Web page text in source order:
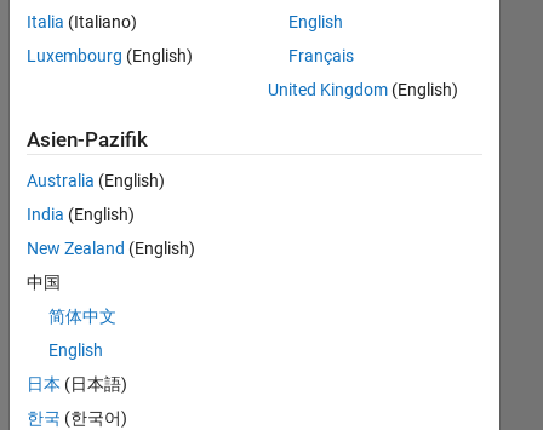
alle
Stellenangebote
anzeigen .
noch
keine
offenen
Stellen
können,
die
Ihren
entsprechen,
werden
Italia (Italiano)
Luxembourg (English)
English
Français
United Kingdom(English)
Asien-Pazifik
Australia (English)
India (English)
New Zealand (English)
中国
简体中文
English
日本 (日本語)
한국 (한국어)